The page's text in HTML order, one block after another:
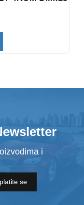
i
se